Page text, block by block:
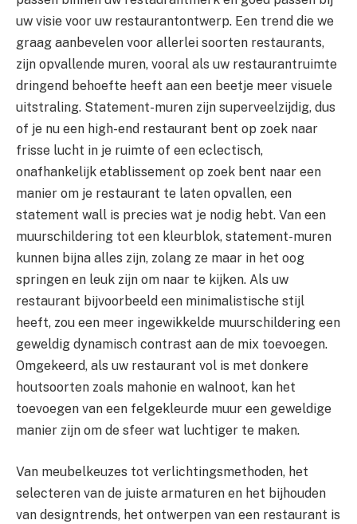
uw visie voor uw restaurantontwerp. Een trend die we
graag aanbevelen voor allerlei soorten restaurants,
zijn opvallende muren, vooral als uw restaurantruimte
dringend behoefte heeft aan een beetje meer visuele
uitstraling. Statement-muren zijn superveelzijdig, dus
of je nu een high-end restaurant bent op zoek naar
frisse lucht in je ruimte of een eclectisch,
onafhankelijk etablissement op zoek bent naar een
manier om je restaurant te laten opvallen, een
statement wall is precies wat je nodig hebt. Van een
muurschildering tot een kleurblok, statement-muren
kunnen bijna alles zijn, zolang ze maar in het oog
springen en leuk zijn om naar te kijken. Als uw
restaurant bijvoorbeeld een minimalistische stijl
heeft, zou een meer ingewikkelde muurschildering een
geweldig dynamisch contrast aan de mix toevoegen.
Omgekeerd, als uw restaurant vol is met donkere
houtsoorten zoals mahonie en walnoot, kan het
toevoegen van een felgekleurde muur een geweldige
manier zijn om de sfeer wat luchtiger te maken.
Van meubelkeuzes tot verlichtingsmethoden, het
selecteren van de juiste armaturen en het bijhouden
van designtrends, het ontwerpen van een restaurant is